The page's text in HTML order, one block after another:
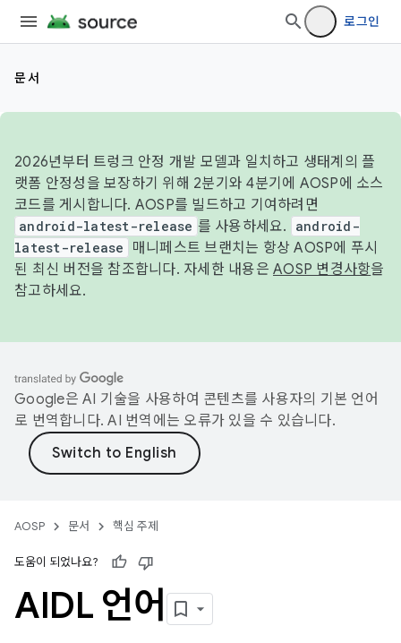
로그인
문서
2026년부터 트렁크 안정 개발 모델과 일치하고 생태계의 플
랫폼 안정성을 보장하기 위해 2분기와 4분기에 AOSP에 소스
코드를 게시합니다. AOSP를 빌드하고 기여하려면
android-latest-release 를 사용하세요.
android-
latest-release
매니페스트 브랜치는 항상 AOSP에 푸시
된 최신 버전을 참조합니다. 자세한 내용은 AOSP 변경사항을
참고하세요.
Google은 AI 기술을 사용하여 콘텐츠를 사용자의 기본 언어
로 번역합니다. AI 번역에는 오류가 있을 수 있습니다.
AOSP 문서 핵심 주제
도움이 되었나요?
AIDL 언어